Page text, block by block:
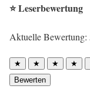
⭐ Leserbewertung
Aktuelle
★ ★ ★ ★
Bewerten